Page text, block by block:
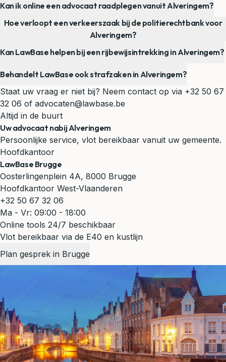
Kan ik online een advocaat raadplegen vanuit Alveringem?
Hoe verloopt een verkeerszaak bij de politierechtbank voor
Alveringem?
Kan LawBase helpen bij een rijbewijsintrekking in Alveringem?
Behandelt LawBase ook strafzaken in Alveringem?
Staat uw vraag er niet bij? Neem contact op via +32 50 67
32 06 of advocaten@lawbase.be
Altijd in de buurt
Uw advocaat nabij Alveringem
Persoonlijke service, vlot bereikbaar vanuit uw gemeente.
Hoofdkantoor
LawBase Brugge
Oosterlingenplein 4A, 8000 Brugge
Hoofdkantoor West-Vlaanderen
+32 50 67 32 06
Ma - Vr: 09:00 - 18:00
Online tools 24/7 beschikbaar
Vlot bereikbaar via de E40 en kustlijn
Plan gesprek in Brugge